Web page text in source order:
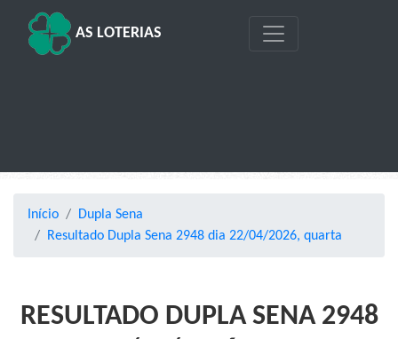
AS LOTERIAS
Início
Dupla Sena
Resultado Dupla Sena 2948 dia 22/04/2026, quarta
RESULTADO DUPLA SENA 2948